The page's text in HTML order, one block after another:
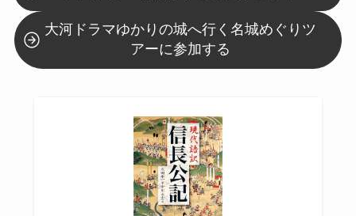
大河ドラマゆかりの城へ行く名城めぐりツ
アーに参加する